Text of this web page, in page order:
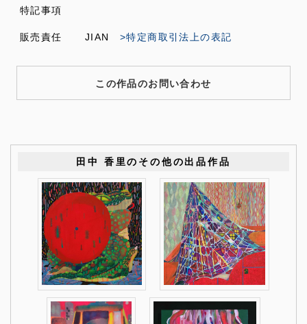
特記事項
販売責任 JIAN >特定商取引法上の表記
この作品のお問い合わせ
田中 香里のその他の出品作品